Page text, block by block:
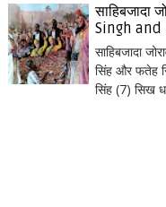
साहिबजादा
Singh
साहिबजादा
सिंह और फतेह
सिंह (7) सिख